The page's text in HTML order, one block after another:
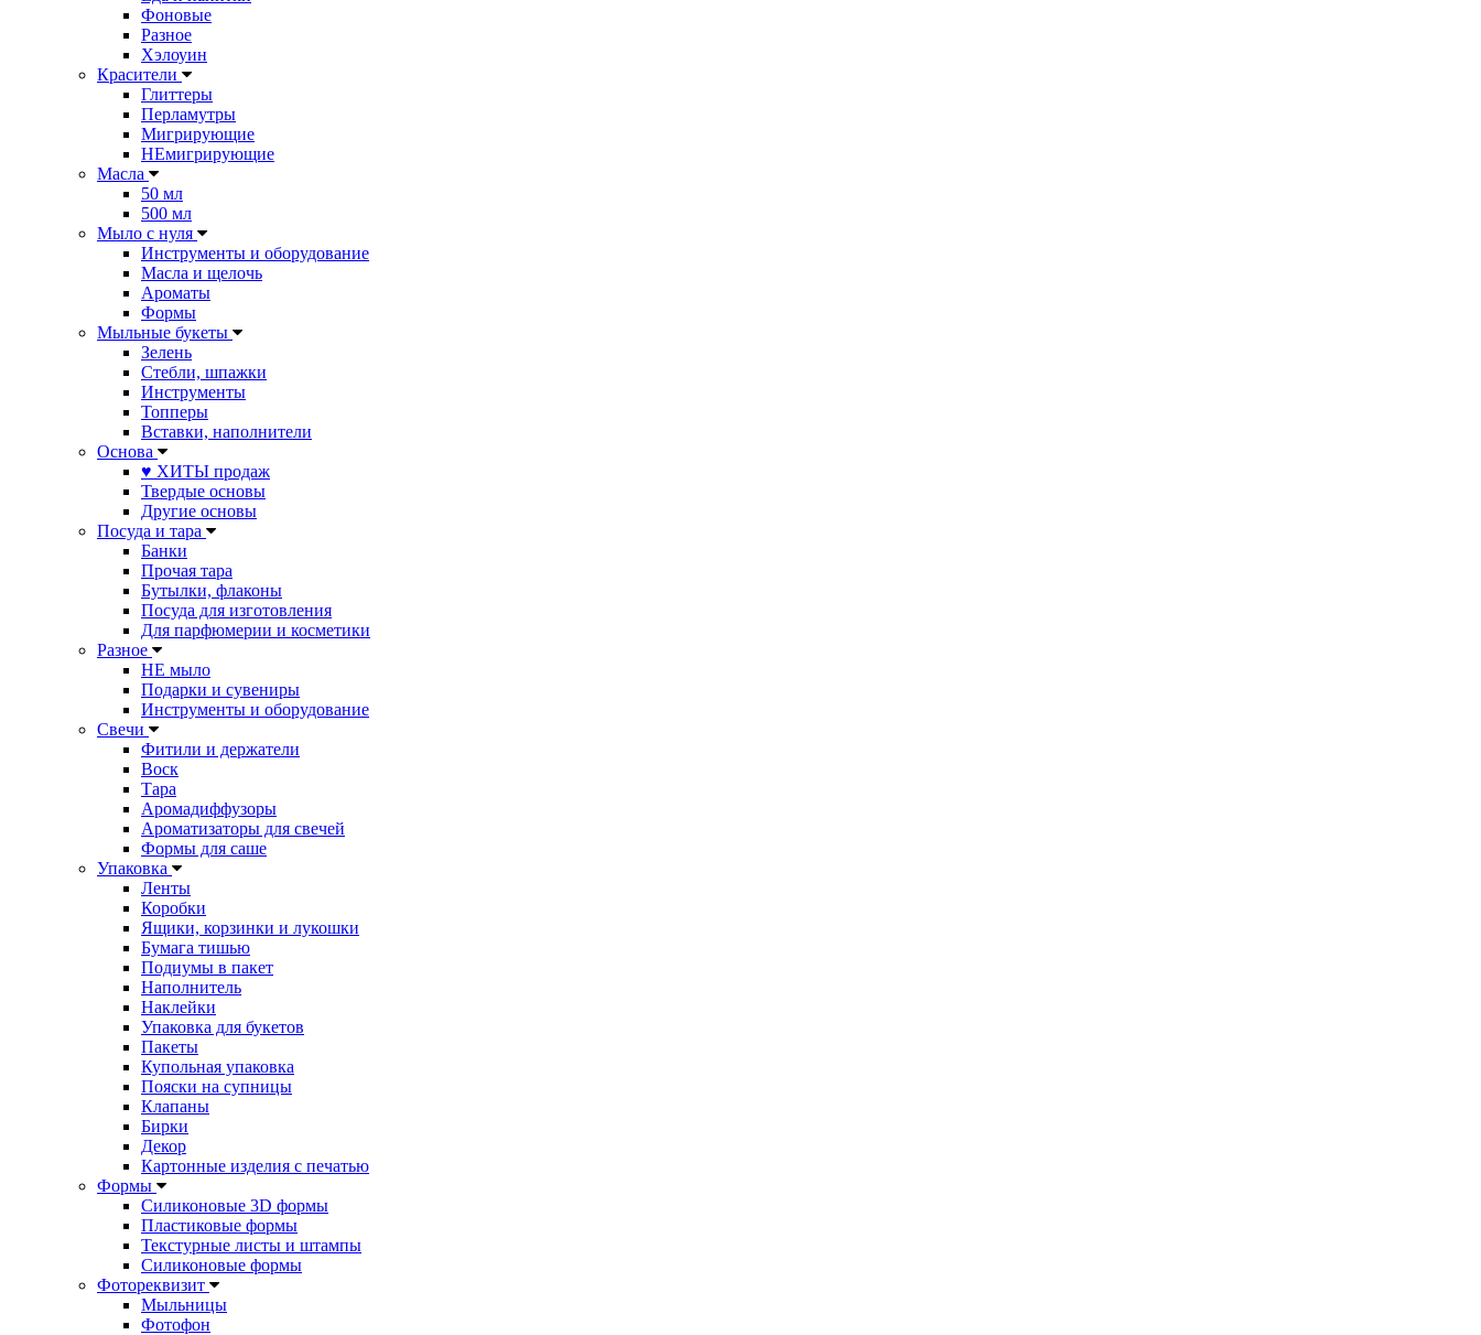
Фоновые
Разное
Хэлоуин
Красители
Глиттеры
Перламутры
Мигрирующие
НЕмигрирующие
Масла
50 мл
500 мл
Мыло с нуля
Инструменты и оборудование
Масла и щелочь
Ароматы
Формы
Мыльные букеты
Зелень
Стебли, шпажки
Инструменты
Топперы
Вставки, наполнители
Основа
♥ ХИТЫ продаж
Твердые основы
Другие основы
Посуда и тара
Банки
Прочая тара
Бутылки, флаконы
Посуда для изготовления
Для парфюмерии и косметики
Разное
НЕ мыло
Подарки и сувениры
Инструменты и оборудование
Свечи
Фитили и держатели
Воск
Тара
Аромадиффузоры
Ароматизаторы для свечей
Формы для саше
Упаковка
Ленты
Коробки
Ящики, корзинки и лукошки
Бумага тишью
Подиумы в пакет
Наполнитель
Наклейки
Упаковка для букетов
Пакеты
Купольная упаковка
Пояски на супницы
Клапаны
Бирки
Декор
Картонные изделия с печатью
Формы
Силиконовые 3D формы
Пластиковые формы
Текстурные листы и штампы
Силиконовые формы
Фотореквизит
Мыльницы
Фотофон